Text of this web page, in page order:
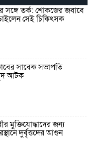
সঙ্গে তর্ক: শোকজের জবাবে
সেই চিকিৎসক
সাবেক সভাপতি
আটক
মুক্তিযোদ্ধাদের জন্য
দুর্বৃত্তদের আগুন